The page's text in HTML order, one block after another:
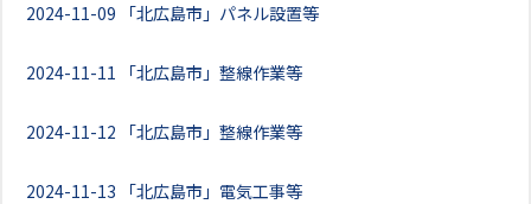
2024-11-09 「北広島市」パネル設置等
2024-11-11 「北広島市」整線作業等
2024-11-12 「北広島市」整線作業等
2024-11-13 「北広島市」電気工事等